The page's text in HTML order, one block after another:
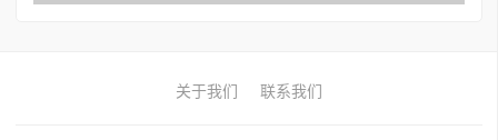
关于我们 联系我们